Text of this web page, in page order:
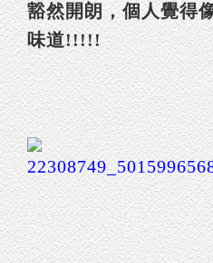
豁然開朗，個人覺得
味道!!!!!